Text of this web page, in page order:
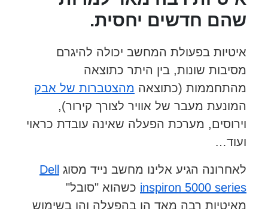
שהם חדשים יחסית.
איטיות בפעולת המחשב יכולה להיגרם
מסיבות שונות, בין היתר כתוצאה
מהתחממות (כתוצאה מהצטברות של אבק
המונעת מעבר של אוויר לצורך קירור),
וירוסים, מערכת הפעלה שאינה עובדת כראוי
ועוד…
לאחרונה הגיע אלינו מחשב נייד מסוג
Dell
inspiron 5000 series כשהוא "סובל"
מאיטיות רבה מאד הן בהפעלה והן בשימוש